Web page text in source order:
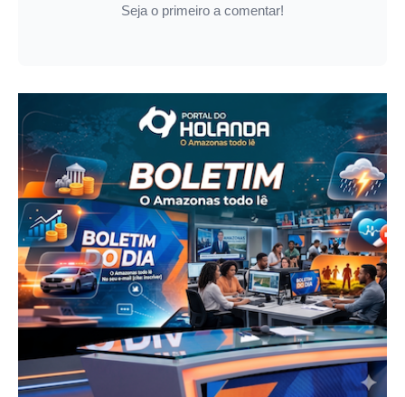
Seja o primeiro a comentar!